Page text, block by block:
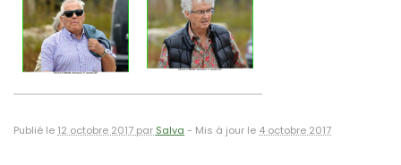
Publié le 12 octobre 2017 par Salva - Mis à jour le 4 octobre 2017